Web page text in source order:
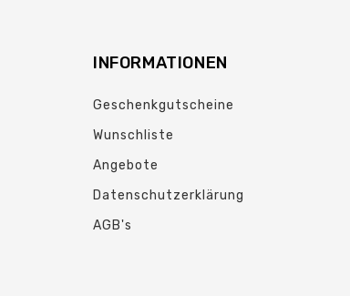
INFORMATIONEN
Geschenkgutscheine
Wunschliste
Angebote
Datenschutzerklärung
AGB's